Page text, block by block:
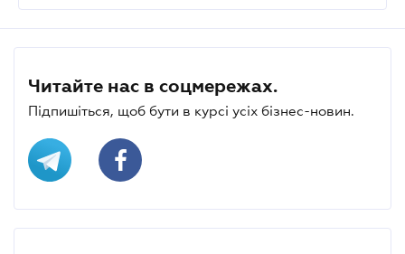
Читайте нас в соцмережах.
Підпишіться, щоб бути в курсі усіх бізнес-новин.